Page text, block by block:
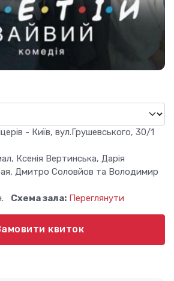
- Київ, вул.Грушевського, 30/1
Ксенія Вертинська, Дарія
Дмитро Соловйов та Володимир
Схема зала: Переглянути
квиток